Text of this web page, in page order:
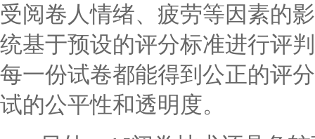
受阅卷人情绪、疲劳等因素的
统基于预设的评分标准进行评
每一份试卷都能得到公正的评
试的公平性和透明度。